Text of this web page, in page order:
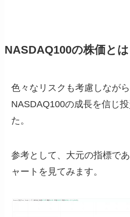
NASDAQ100の株価とは
色々なリスクも考慮しなが
NASDAQ100の成長を信じ
た。
参考として、大元の指標で
ャートを見てみます。